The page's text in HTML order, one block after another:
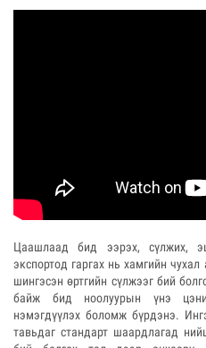
Цаашлаад бид ээрэх, сүлжих,
экспортод гаргах нь хамгийн
шингэсэн өртгийн сүлжээг бий
байж бид ноолуурын үнэ
нэмэгдүүлэх боломж бүрдэнэ.
тавьдаг стандарт шаардлагад